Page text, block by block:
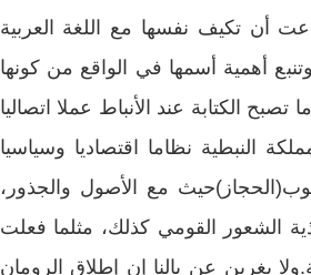
أن تكيف نفسها مع اللغة العربية
أهمية أسمها في الواقع من كونها
الكتابة عند الأنباط عملا اتصاليا
النبطية نظاما اقتصاديا وسياسيا
مع الأصول والجذور،
الشعور القومي كذلك، مثلما فعلت
يغربن عن بالنا إن إطلاق الرومان